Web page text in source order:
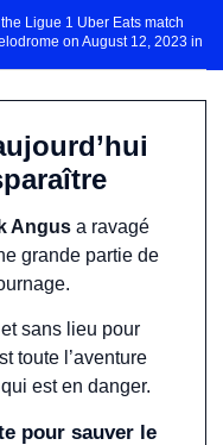
Ligue 1 Uber Eats match
on August 12, 2023 in
Angusa ravagé
grande partie de
sans lieu pour
toute l’aventure
qui est en danger.
pour sauver le